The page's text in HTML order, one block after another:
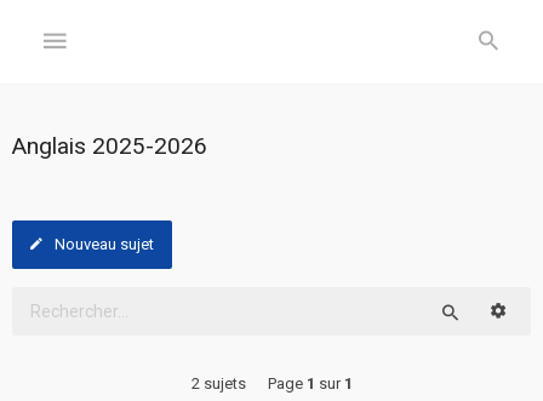
Inscription
Anglais 2025-2026
Nouveau sujet
2 sujets Page 1 sur 1